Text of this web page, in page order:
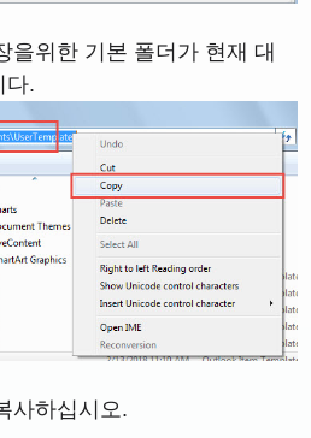
을위한 기본 폴더가 현재 대
다.
사하십시오.